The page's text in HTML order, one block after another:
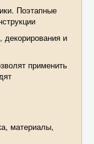
Поэтапные
декорирования и
применить
материалы,